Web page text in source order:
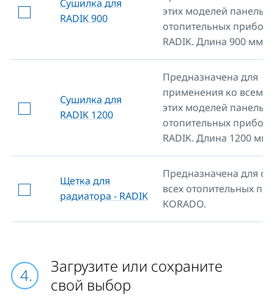
Сушилка для
RADIK 900
этих моделей
отопительных
RADIK. Длина 900 мм.
Сушилка для
RADIK 1200
Предназначена для
применения ко всем
этих моделей
отопительных
RADIK. Длина 1200 мм.
Щетка для
радиатора - RADIK
Предназначена для
всех отопительных
KORADO.
Загрузите или сохраните
свой выбор